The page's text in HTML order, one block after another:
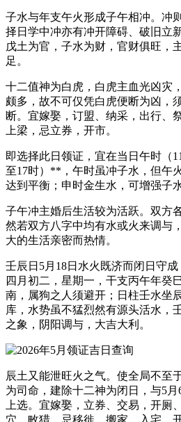
子水与年支午火形成子午相冲。冲
择日学中冲亦有冲开障碍、破旧立
戊土为官，子水为财，官财俱旺，
足。
十二值神为白虎，白虎主血光凶灾
颇多，故不可仅凭白虎便断为凶，
断。宜嫁娶，订盟、纳采，出行、
上梁，忌立券，开市。
即选择此日领证，宜在当日午时（
至17时）**，午时虽冲子水，但午
达到平衡；申时金生水，可增强子
子午冲主婚后生活较为活跃。双方
然若双方八字中均有水或火来调与
大的生活亲密而热情。
壬辰日5月18日水火既济而闭日守成
四月初二，星期一，干支丙午年癸
南，属狗之人须避开；日柱壬水坐
库，水势虽不猛烈然有源头活水，
之象，阴阳调与，大吉大利。
辰土又能泄旺火之气。使全局不至
为司命，建除十二神为闭日，与5
上选。宜嫁娶，立券、交易，开厕
穴、畋猎，忌移徙，搬家、入宅，